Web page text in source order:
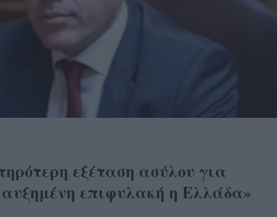
εξέταση ασύλου για
αυξημένη επιφυλακή η Ελλάδα»